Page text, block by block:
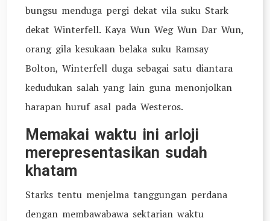
bungsu menduga pergi dekat vila suku Stark
dekat Winterfell. Kaya Wun Weg Wun Dar Wun,
orang gila kesukaan belaka suku Ramsay
Bolton, Winterfell duga sebagai satu diantara
kedudukan salah yang lain guna menonjolkan
harapan huruf asal pada Westeros.
Memakai waktu ini arloji
merepresentasikan sudah
khatam
Starks tentu menjelma tanggungan perdana
dengan membawabawa sektarian waktu